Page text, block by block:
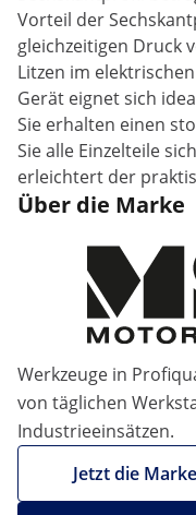
Vorteil der
gleichzeitigen Druck
Litzen im
Gerät eignet sich
Sie erhalten einen
Sie alle Einzelteile
erleichtert der
Über die Marke
Werkzeuge in
von täglichen
Industrieeinsätzen.
Jetzt die